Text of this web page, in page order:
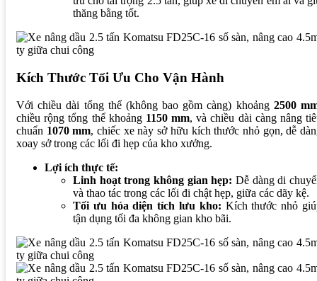
thăng bằng tốt.
Kích Thước Tối Ưu Cho Vận Hành
Với chiều dài tổng thể (không bao gồm càng) khoảng 2500
chiều rộng tổng thể khoảng 1150 mm, và chiều dài càng nâng
chuẩn 1070 mm, chiếc xe này sở hữu kích thước nhỏ gọn, dễ
xoay sở trong các lối đi hẹp của kho xưởng.
Lợi ích thực tế:
Linh hoạt trong không gian hẹp: Dễ dàng di
và thao tác trong các lối đi chật hẹp, giữa các dãy kệ.
Tối ưu hóa diện tích lưu kho: Kích thước nhỏ
tận dụng tối đa không gian kho bãi.